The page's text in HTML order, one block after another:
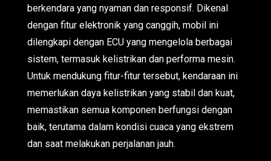
berkendara yang nyaman dan responsif. Dikenal
dengan fitur elektronik yang canggih, mobil ini
dilengkapi dengan ECU yang mengelola berbagai
sistem, termasuk kelistrikan dan performa mesin.
Untuk mendukung fitur-fitur tersebut, kendaraan ini
memerlukan daya kelistrikan yang stabil dan kuat,
memastikan semua komponen berfungsi dengan
baik, terutama dalam kondisi cuaca yang ekstrem
dan saat melakukan perjalanan jauh.